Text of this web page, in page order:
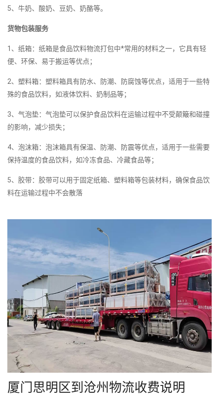
5、牛奶、酸奶、豆奶、奶酪等。
货物包装服务
1、纸箱：纸箱是食品饮料物流打包中*常用的材料之一，它具有轻
便、环保、易于搬运等优点；
2、塑料箱：塑料箱具有防水、防潮、防腐蚀等优点，适用于一些特
殊的食品饮料，如液体饮料、奶制品等；
3、气泡垫：气泡垫可以保护食品饮料在运输过程中不受颠簸和碰撞
的影响，减少损失；
4、泡沫箱：泡沫箱具有保温、防潮、防震等优点，适用于一些需要
保持温度的食品饮料，如冷冻食品、冷藏食品等；
5、胶带：胶带可以用于固定纸箱、塑料箱等包装材料，确保食品饮
料在运输过程中不会散落
厦门思明区到沧州物流收费说明